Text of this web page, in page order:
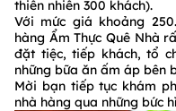
thiên nhiên 300 khách).
Với mức giá khoảng
hàng Ẩm Thực Quê Nhà
đặt tiệc, tiếp khách, tổ
những bữa ăn ấm áp bên
Mời bạn tiếp tục khám
nhà hàng qua những bức